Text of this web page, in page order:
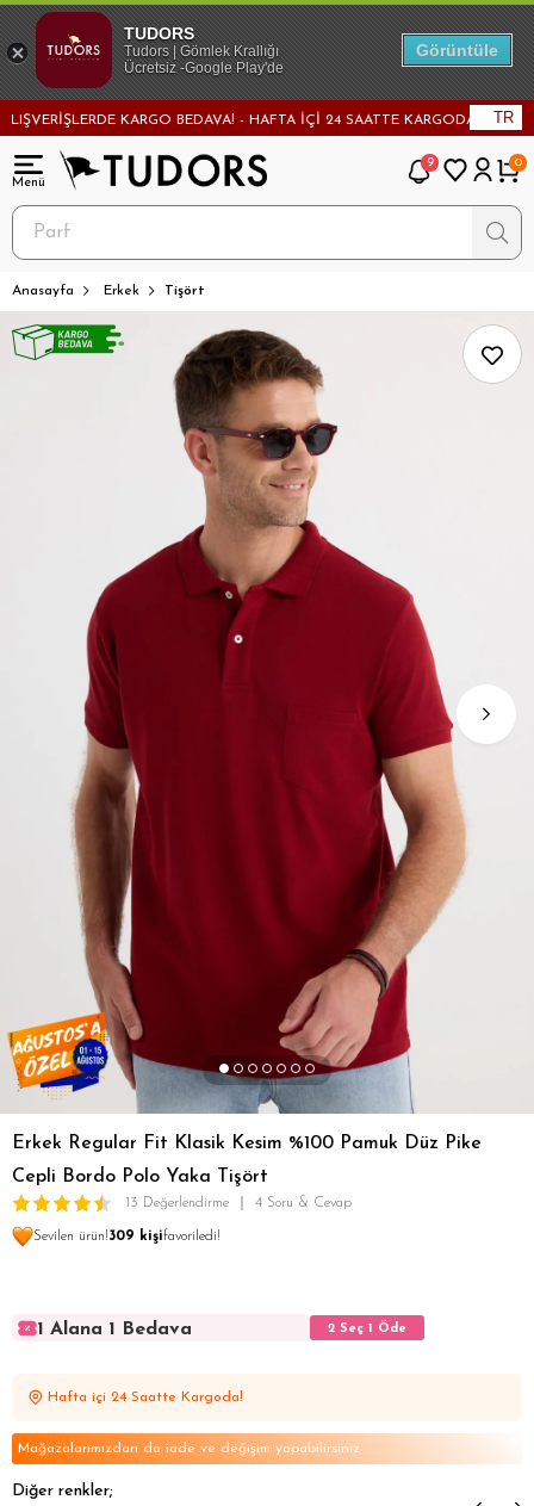
KARGO BEDAVA! - HAFTA İÇİ 24 SAATTE KARGODA! - TR
9 0
Anasayfa Erkek Tişört
Erkek Regular Fit Klasik Kesim %100 Pamuk Düz Pike
Cepli Bordo Polo Yaka Tişört
13 Değerlendirme 4 Soru & Cevap
Sevilen ürün!309 kişifavoriledi!
1 Alana 1 Bedava 2 Seç 1 Öde
1 Alana 1 Bedava
Hafta içi 24 Saatte Kargoda!
Mağazalarımızdan da iade ve değişim yapabilirsiniz
Diğer renkler;
TUDORS
Tudors | Gömlek Krallığı
Ücretsiz -Google Play'de
Görüntüle